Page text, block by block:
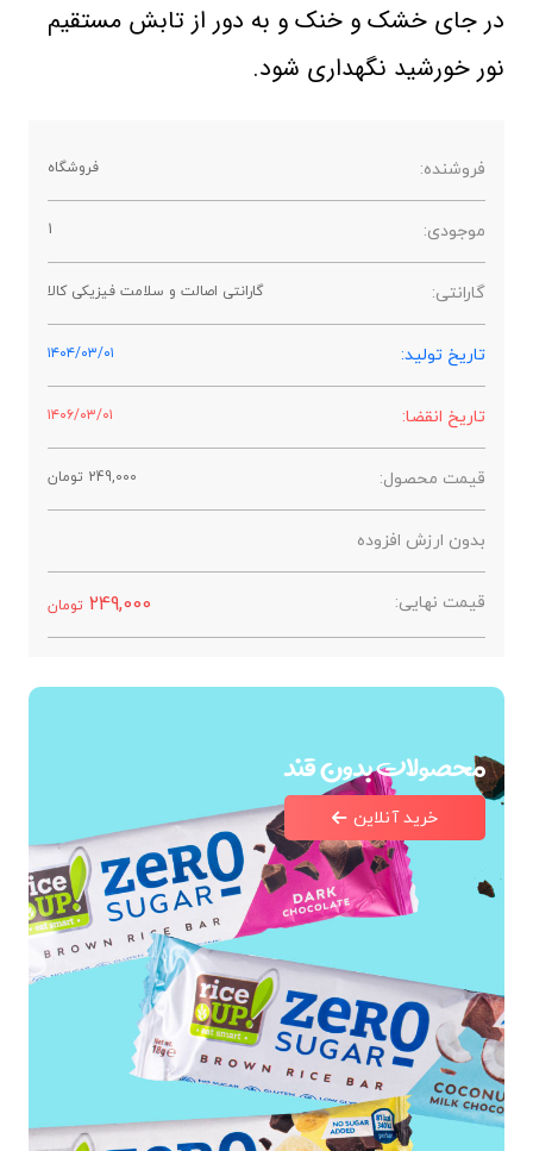
در جای خشک و خنک و به دور از تابش مستقیم
نور خورشید نگهداری شود.
فروشنده: فروشگاه
موجودی: 1
گارانتی: گارانتی اصالت و سلامت فیزیکی کالا
تاریخ تولید: ۱۴۰۴/۰۳/۰۱
تاریخ انقضا: ۱۴۰۶/۰۳/۰۱
قیمت محصول: 249,000 تومان
بدون ارزش افزوده
قیمت نهایی: 249,000 تومان
محصولات بدون قند
خرید آنلاین